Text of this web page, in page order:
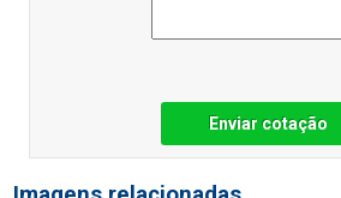
Enviar cotação